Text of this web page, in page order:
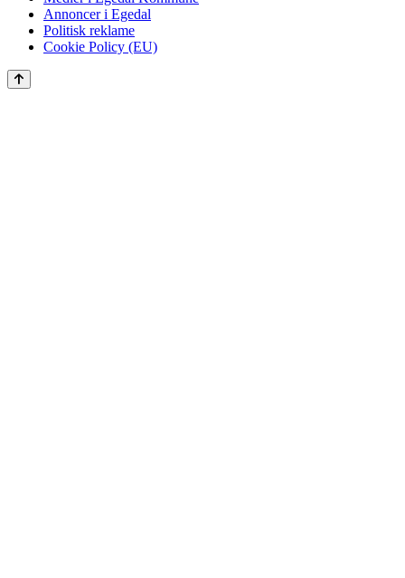
Annoncer i Egedal
Politisk reklame
Cookie Policy (EU)
Scroll
to